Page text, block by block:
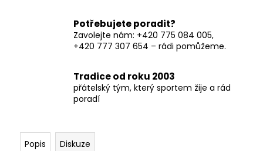
Potřebujete poradit?
Zavolejte nám: +420 775 084 005,
+420 777 307 654 – rádi pomůžeme.
Tradice od roku 2003
přátelský tým, který sportem žije a rád
poradí
Popis Diskuze